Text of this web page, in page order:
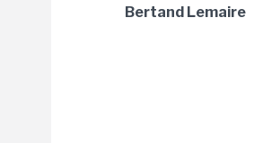
Bertand Lemaire